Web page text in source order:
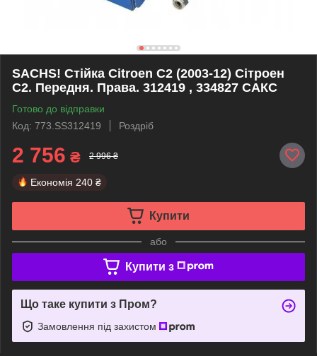
SACHS! Стійка Сitroen C2 (2003-12) Сітроен
С2. Передня. Права. 312419 , 334827 САКС
Готово до відправки
Код: 773.SS312419
Роздріб
2 756 ₴ 2 996 ₴
Економія 240 ₴
Купити
або
Купити з
Що таке купити з Пром?
Замовлення під захистом